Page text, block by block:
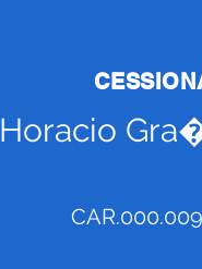
Horacio